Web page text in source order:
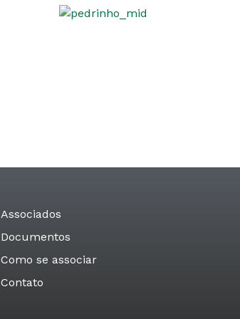
Associados
Documentos
Como se associar
Contato